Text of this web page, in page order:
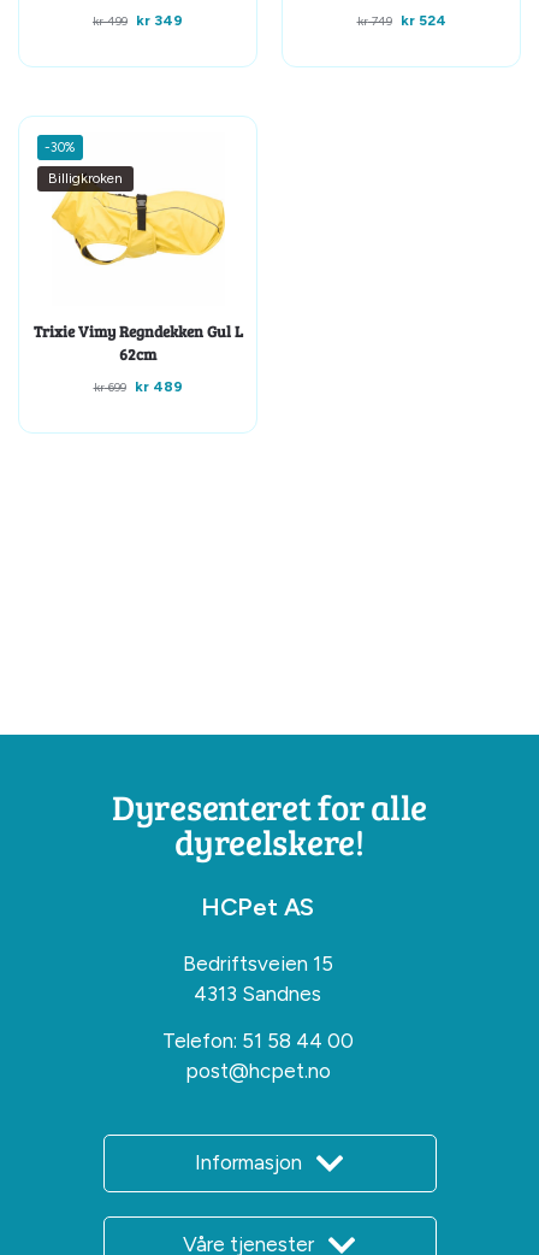
kr499 kr 349 kr749 kr524
-30%
Billigkroken
Trixie Vimy Regndekken Gul L
62cm
kr699 kr489
Dyresenteret for alle
dyreelskere!
HCPet AS
Bedriftsveien 15
4313 Sandnes
Telefon: 51 58 44 00
post@hcpet.no
Informasjon
Våre tjenester